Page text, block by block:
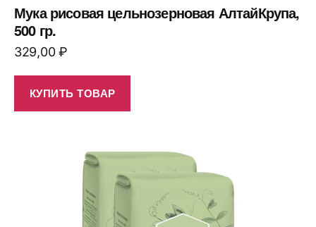
Мука рисовая цельнозерновая АлтайКрупа,
500 гр.
329,00₽
КУПИТЬ ТОВАР